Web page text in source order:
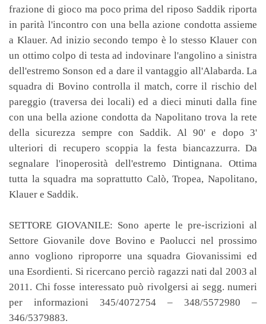
frazione di gioco ma poco prima del riposo Saddik riporta
in parità l'incontro con una bella azione condotta assieme
a Klauer. Ad inizio secondo tempo è lo stesso Klauer con
un ottimo colpo di testa ad indovinare l'angolino a sinistra
dell'estremo Sonson ed a dare il vantaggio all'Alabarda. La
squadra di Bovino controlla il match, corre il rischio del
pareggio (traversa dei locali) ed a dieci minuti dalla fine
con una bella azione condotta da Napolitano trova la rete
della sicurezza sempre con Saddik. Al 90' e dopo 3'
ulteriori di recupero scoppia la festa biancazzurra. Da
segnalare l'inoperosità dell'estremo Dintignana. Ottima
tutta la squadra ma soprattutto Calò, Tropea, Napolitano,
Klauer e Saddik.
SETTORE GIOVANILE: Sono aperte le pre-iscrizioni al
Settore Giovanile dove Bovino e Paolucci nel prossimo
anno vogliono riproporre una squadra Giovanissimi ed
una Esordienti. Si ricercano perciò ragazzi nati dal 2003 al
2011. Chi fosse interessato può rivolgersi ai segg. numeri
per informazioni 345/4072754 – 348/5572980 –
346/5379883.